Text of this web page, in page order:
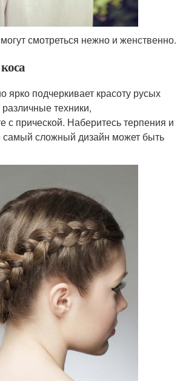
смотреться нежно и женственно.
ярко подчеркивает красоту русых
техники,
с прической. Наберитесь терпения и
самый сложный дизайн может быть